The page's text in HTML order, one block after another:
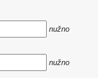
nužno
nužno